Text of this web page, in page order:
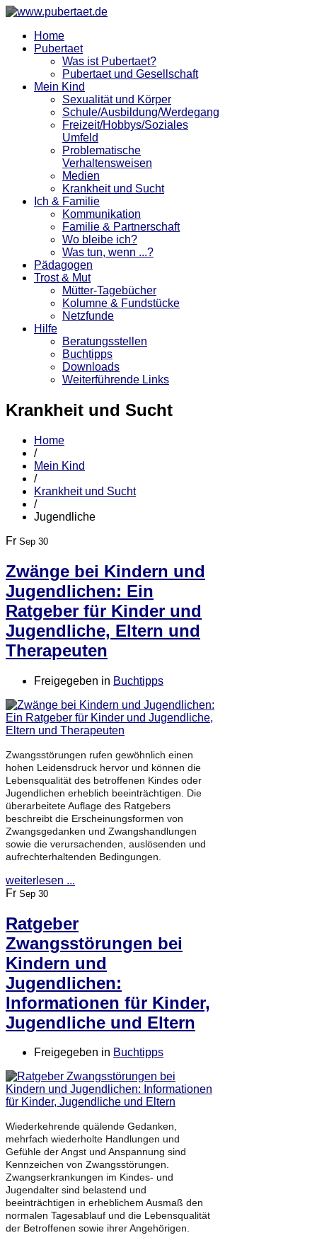
Home
Pubertaet
Was ist Pubertaet?
Pubertaet und Gesellschaft
Mein Kind
Sexualität und Körper
Schule/Ausbildung/Werdegang
Freizeit/Hobbys/Soziales
Umfeld
Problematische
Verhaltensweisen
Medien
Krankheit und Sucht
Ich & Familie
Kommunikation
Familie & Partnerschaft
Wo bleibe ich?
Was tun, wenn ...?
Pädagogen
Trost & Mut
Mütter-Tagebücher
Kolumne & Fundstücke
Netzfunde
Hilfe
Beratungsstellen
Buchtipps
Downloads
Weiterführende Links
Krankheit und Sucht
Home
/
Mein Kind
/
Krankheit und Sucht
/
Jugendliche
Fr Sep 30
Zwänge bei Kindern und
Jugendlichen: Ein
Ratgeber für Kinder und
Jugendliche, Eltern und
Therapeuten
Freigegeben in Buchtipps
Zwangsstörungen rufen gewöhnlich einen
hohen Leidensdruck hervor und können die
Lebensqualität des betroffenen Kindes oder
Jugendlichen erheblich beeinträchtigen. Die
überarbeitete Auflage des Ratgebers
beschreibt die Erscheinungsformen von
Zwangsgedanken und Zwangshandlungen
sowie die verursachenden, auslösenden und
aufrechterhaltenden Bedingungen.
weiterlesen ...
Fr Sep 30
Ratgeber
Zwangsstörungen bei
Kindern und
Jugendlichen:
Informationen für Kinder,
Jugendliche und Eltern
Freigegeben in Buchtipps
Wiederkehrende quälende Gedanken,
mehrfach wiederholte Handlungen und
Gefühle der Angst und Anspannung sind
Kennzeichen von Zwangsstörungen.
Zwangserkrankungen im Kindes- und
Jugendalter sind belastend und
beeinträchtigen in erheblichem Ausmaß den
normalen Tagesablauf und die Lebensqualität
der Betroffenen sowie ihrer Angehörigen.